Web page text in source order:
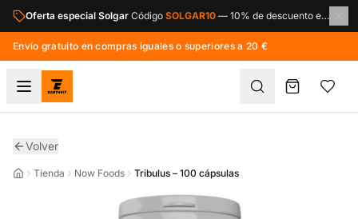
Saltar al contenido principal
Oferta especial Solgar Código SOLGAR10 — 10% de descuento en toda la marca Solgar.
Envío gratuito en compras iguales o superiores a 20 €
Volver
Tienda Now Foods Tribulus – 100 cápsulas